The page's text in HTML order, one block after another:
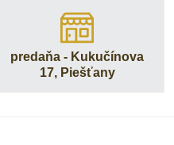
predaňa - Kukučínova
17, Piešťany